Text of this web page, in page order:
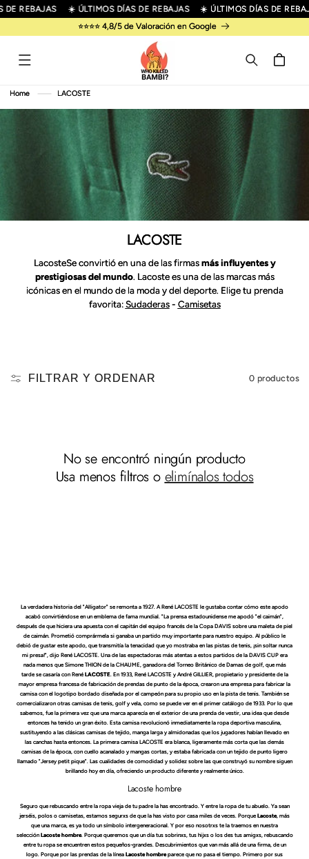
CONTENIDO
REBAJAS ☀️ ÚLTIMOS DÍAS DE REBAJAS
☀️ ÚLTIMOS DÍAS DE
⭐⭐⭐⭐ 4,8/5 de Valoración en Google
Carrito
Home LACOSTE
LACOSTE
LacosteSe convirtió en una de las firmasmás influyentes y
prestigiosas del mundo. Lacoste es una de las marcas más
icónicas en el mundo de la moda y del deporte. Elige tu prenda
favorita:Sudaderas- Camisetas
FILTRAR Y ORDENAR 0 productos
No se encontró ningún producto
Usa menos filtros oelimínalos todos
La verdadera historia del "Alligator" se remonta a 1927. A René LACOSTE le gustaba contar cómo este apodo
acabó convirtiéndose en un emblema de fama mundial. "La prensa estadounidense me apodó "el caimán",
después de que hiciera una apuesta con el capitán del equipo francés de la Copa DAVIS sobre una maleta de piel
de caimán. Prometió comprármela si ganaba un partido muy importante para nuestro equipo. Al público le
debió de gustar este apodo, que transmitía la tenacidad que yo mostraba en las pistas de tenis, ¡sin soltar nunca
mi presa!", dijo René LACOSTE. Una de las espectadoras más atentas a estos partidos de la DAVIS CUP era
nada menos que Simone THION de la CHAUME, ganadora del Torneo Británico de Damas de golf, que más
tarde se casaría con René LACOSTE. En 1933, René LACOSTE y André GILLIER, propietario y presidente de la
mayor empresa francesa de fabricación de prendas de punto de la época, crearon una empresa para fabricar la
camisa con el logotipo bordado diseñada por el campeón para su propio uso en la pista de tenis. También se
comercializaron otras camisas de tenis, golf y vela, como se puede ver en el primer catálogo de 1933. Por lo que
sabemos, fue la primera vez que una marca aparecía en el exterior de una prenda de vestir, una idea que desde
entonces ha tenido un gran éxito. Esta camisa revolucionó inmediatamente la ropa deportiva masculina,
sustituyendo a las clásicas camisas de tejido, manga larga y almidonadas que los jugadores habían llevado en
las canchas hasta entonces. La primera camisa LACOSTE era blanca, ligeramente más corta que las demás
camisas de la época, con cuello acanalado y mangas cortas, y estaba fabricada con un tejido de punto ligero
llamado "Jersey petit pique". Las cualidades de comodidad y solidez sobre las que construyó su nombre siguen
brillando hoy en día, ofreciendo un producto diferente y realmente único.
Lacoste hombre
Seguro que rebuscando entre la ropa vieja de tu padre la has encontrado. Y entre la ropa de tu abuelo. Ya sean
jerséis, polos o camisetas, estamos segurxs de que la has visto por casa miles de veces. Porque Lacoste, más
que una marca, es ya todo un símbolo intergeneracional. Y por eso nosotrxs te la traemos en nuestra
selección Lacoste hombre. Porque queremos que un día tus sobrinxs, tus hijxs o los des tus amigxs, rebuscando
entre tu ropa se encuentren estos pequeños-grandes. Descubrimientos que van más allá de una firma, de un
logo. Porque por las prendas de la línea Lacoste hombreparece que no pasa el tiempo. Primero por sus